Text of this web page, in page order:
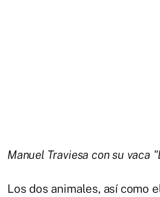
Manuel Traviesa con su vaca
Los dos animales, así como